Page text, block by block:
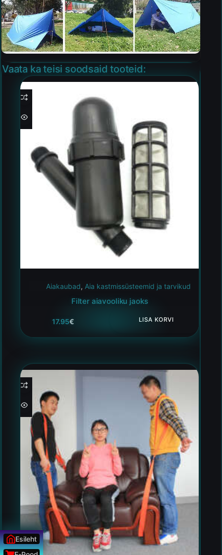
Vaata ka teisi soodsaid tooteid:
Aiakaubad, Aia kastmissüsteemid ja tarvikud
Filter aiavooliku jaoks
17.95€ LISA KORVI
Esileht